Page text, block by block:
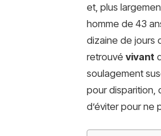
et, plus
homme de 43
dizaine de jours
retrouvé vivant
soulagement
pour disparition,
d’éviter pour ne